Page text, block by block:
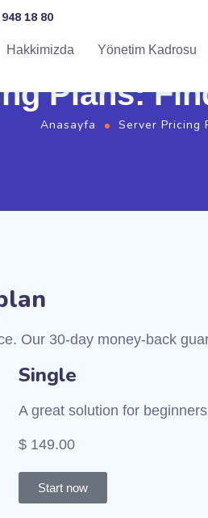
18 80
Hakkimizda Yönetim Kadrosu
Plans:
Anasayfa Server Pricing
Our 30-day money-back
Single
A great solution for beginners
$ 149.00
Start now